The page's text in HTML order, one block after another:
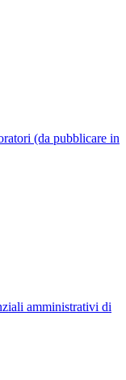
(da pubblicare in
amministrativi di